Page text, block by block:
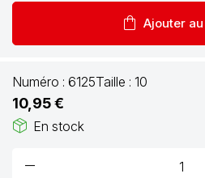
shopping_bag Ajouter
Numéro : 6125Taille : 10
10,95 €
package_2 En stock
remove